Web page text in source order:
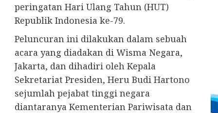
peringatan Hari Ulang Tahun (HUT)
Republik Indonesia ke-79.
Peluncuran ini dilakukan dalam sebuah
acara yang diadakan di Wisma Negara,
Jakarta, dan dihadiri oleh Kepala
Sekretariat Presiden, Heru Budi Hartono
sejumlah pejabat tinggi negara
diantaranya Kementerian Pariwisata dan